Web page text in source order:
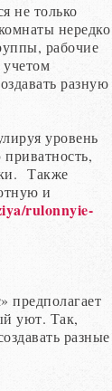
не только
нередко
рабочие
разную
уровень
Также
и
rulonnyie-
предполагает
уют. Так,
разные